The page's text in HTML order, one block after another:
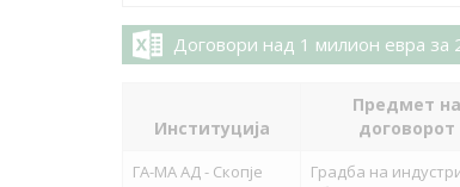
Договори над 1 милион евра за
Институција
Предмет на
договорот
ГА-МА АД - Скопје
Градба на